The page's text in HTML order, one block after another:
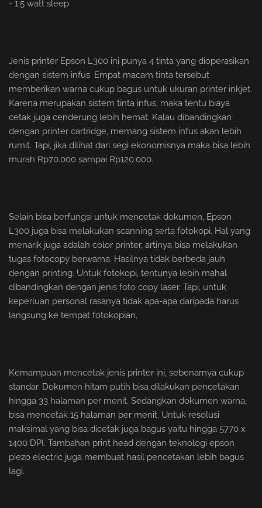
- 1.5 watt sleep
Jenis printer Epson L300 ini punya 4 tinta yang dioperasikan
dengan sistem infus. Empat macam tinta tersebut
memberikan warna cukup bagus untuk ukuran printer inkjet.
Karena merupakan sistem tinta infus, maka tentu biaya
cetak juga cenderung lebih hemat. Kalau dibandingkan
dengan printer cartridge, memang sistem infus akan lebih
rumit. Tapi, jika dilihat dari segi ekonomisnya maka bisa lebih
murah Rp70.000 sampai Rp120.000.
Selain bisa berfungsi untuk mencetak dokumen, Epson
L300 juga bisa melakukan scanning serta fotokopi. Hal yang
menarik juga adalah color printer, artinya bisa melakukan
tugas fotocopy berwarna. Hasilnya tidak berbeda jauh
dengan printing. Untuk fotokopi, tentunya lebih mahal
dibandingkan dengan jenis foto copy laser. Tapi, untuk
keperluan personal rasanya tidak apa-apa daripada harus
langsung ke tempat fotokopian.
Kemampuan mencetak jenis printer ini, sebenarnya cukup
standar. Dokumen hitam putih bisa dilakukan pencetakan
hingga 33 halaman per menit. Sedangkan dokumen warna,
bisa mencetak 15 halaman per menit. Untuk resolusi
maksimal yang bisa dicetak juga bagus yaitu hingga 5770 x
1400 DPI. Tambahan print head dengan teknologi epson
piezo electric juga membuat hasil pencetakan lebih bagus
lagi.